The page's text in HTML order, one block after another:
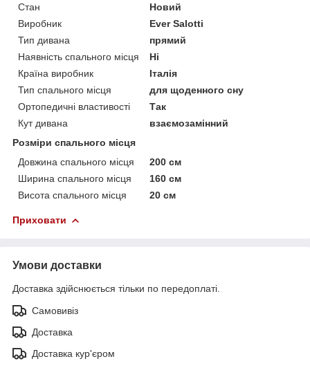
Стан
Новий
Виробник
Ever Salotti
Тип дивана
прямий
Наявність спального місця
Ні
Країна виробник
Італія
Тип спального місця
для щоденного сну
Ортопедичні властивості
Так
Кут дивана
взаємозамінний
Розміри спального місця
Довжина спального місця
200 см
Ширина спального місця
160 см
Висота спального місця
20 см
Приховати
Умови доставки
Доставка здійснюється тільки по передоплаті.
Самовивіз
Доставка
Доставка кур'єром